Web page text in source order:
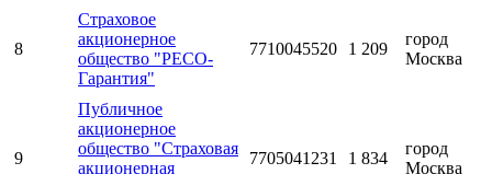
8
Страховое
акционерное
общество "РЕСО-
Гарантия"
7710045520 1 209
город
Москва
9
Публичное
акционерное
общество "Страховая
акционерная
7705041231 1 834
город
Москва